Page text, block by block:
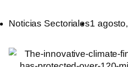
Noticias Sectoriales1